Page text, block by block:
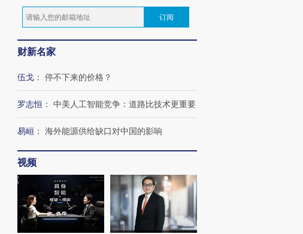
订阅
财新名家
伍戈 ： 停不下来的价格？
罗志恒 ： 中美人工智能竞争：道路比技术更重要
易峘 ： 海外能源供给缺口对中国的影响
视频